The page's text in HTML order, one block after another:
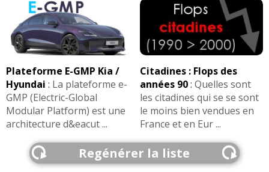
Plateforme E-GMP Kia /
Hyundai : La plateforme e-
GMP (Electric-Global
Modular Platform) est une
architecture d&eacut ...
Citadines : Flops des
années 90: Quelles sont
les citadines qui se se sont
le moins bien vendues en
France et en Eur ...
Regénérer la liste